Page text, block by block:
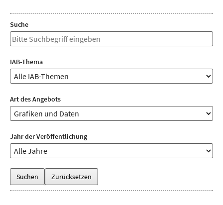
Suche
Freitextsuche
IAB-Thema
IAB-
Thema
Art des Angebots
Arte
des
Angebots
Jahr der Veröffentlichung
Jahre